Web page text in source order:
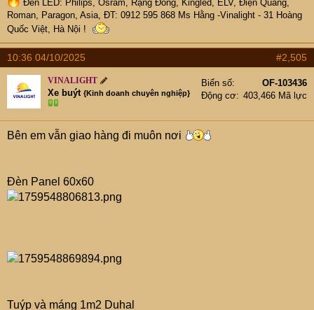
Đèn LED: Philips, Osram, Rạng Đông, Kingled, ELV, Điện Quang,
Roman, Paragon, Asia, ĐT: 0912 595 868 Ms Hằng -Vinalight - 31 Hoàng
Quốc Việt, Hà Nội !
10:36 04/10/2025 #2,505
VINALIGHT
Xe buýt {Kinh doanh chuyên nghiệp}
Biển số
OF-103436
Động cơ
403,466 Mã lực
Bên em vẫn giao hàng đi muôn nơi
Đèn Panel 60x60
Tuýp và máng 1m2 Duhal